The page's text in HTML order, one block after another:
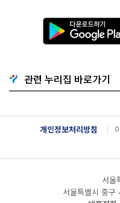
다
운
로
기
G
o
g
l
e
l
관련 누리집 바로가기
개인정보처리방침
서울
서울특별시 중구